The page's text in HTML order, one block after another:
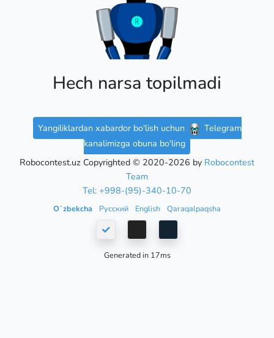
Hech narsa topilmadi
Yangiliklardan xabardor bo'lish uchun
Telegram
kanalimizga obuna bo'ling
Robocontest.uz Copyrighted © 2020-2026 by Robocontest
Team
Tel: +998-(95)-340-10-70
Oʻzbekcha Русский English Qaraqalpaqsha
Generated in 17ms